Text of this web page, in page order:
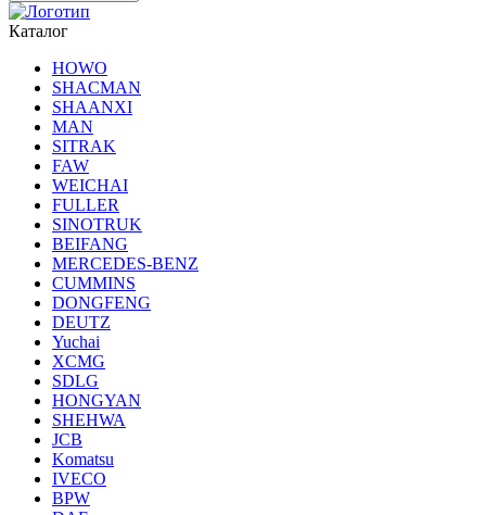
Каталог
HOWO
SHACMAN
SHAANXI
MAN
SITRAK
FAW
WEICHAI
FULLER
SINOTRUK
BEIFANG
MERCEDES-BENZ
CUMMINS
DONGFENG
DEUTZ
Yuchai
XCMG
SDLG
HONGYAN
SHEHWA
JCB
Komatsu
IVECO
BPW